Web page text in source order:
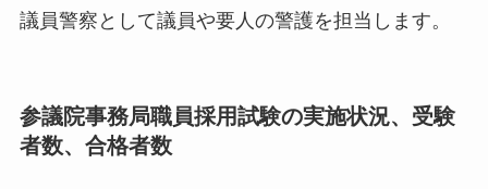
議員警察として議員や要人の警護を担当します。
参議院事務局職員採用試験の実施状況、受験
者数、合格者数